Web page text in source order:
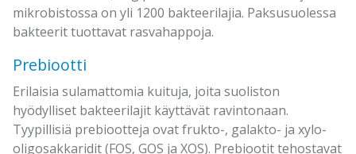
mikrobistossa on yli 1200 bakteerilajia. Paksusuolessa
bakteerit tuottavat rasvahappoja.
Prebiootti
Erilaisia sulamattomia kuituja, joita suoliston
hyödylliset bakteerilajit käyttävät ravintonaan.
Tyypillisiä prebiootteja ovat frukto-, galakto- ja xylo-
oligosakkaridit (FOS, GOS ja XOS). Prebiootit tehostavat